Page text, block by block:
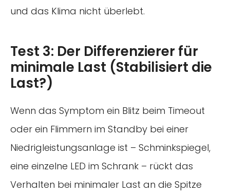
und das Klima nicht überlebt.
Test 3: Der Differenzierer für
minimale Last (Stabilisiert die
Last?)
Wenn das Symptom ein Blitz beim Timeout
oder ein Flimmern im Standby bei einer
Niedrigleistungsanlage ist – Schminkspiegel,
eine einzelne LED im Schrank – rückt das
Verhalten bei minimaler Last an die Spitze